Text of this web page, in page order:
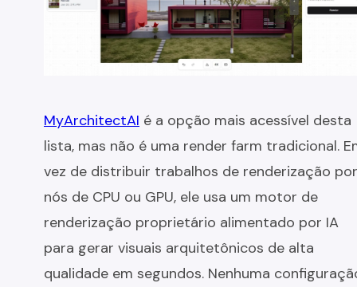
MyArchitectAI é a opção mais acessível desta
lista, mas não é uma render farm tradicional.
vez de distribuir trabalhos de renderização por
nós de CPU ou GPU, ele usa um motor de
renderização proprietário alimentado por IA
para gerar visuais arquitetônicos de alta
qualidade em segundos. Nenhuma